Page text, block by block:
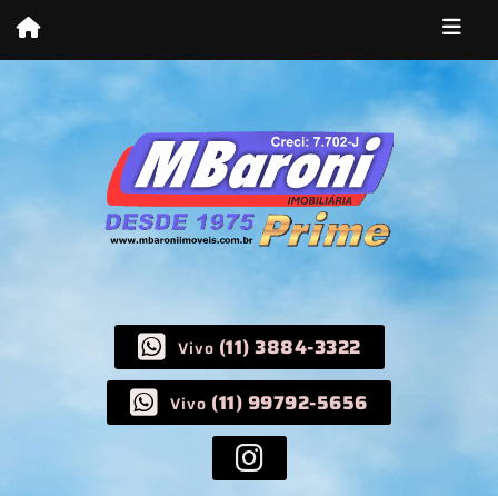
Vivo (11) 3884-3322
Vivo (11) 99792-5656